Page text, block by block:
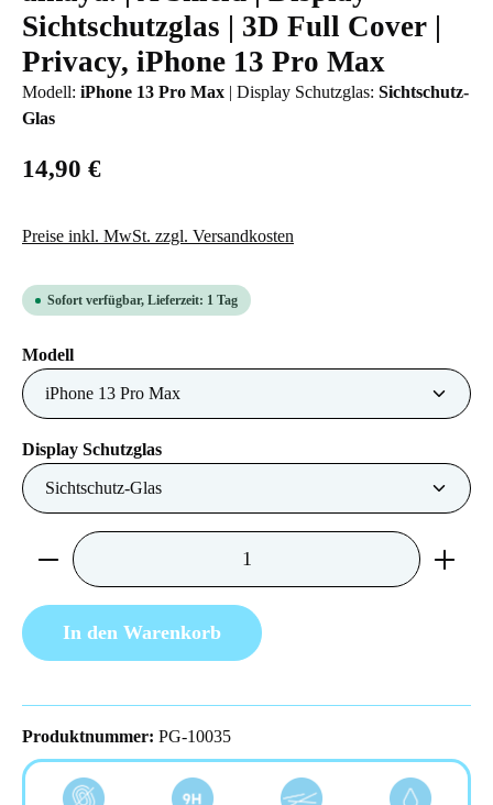
Sichtschutzglas | 3D Full Cover |
Privacy, iPhone 13 Pro Max
Modell: iPhone 13 Pro Max | Display Schutzglas: Sichtschutz-
Glas
14,90 €
Preise inkl. MwSt. zzgl. Versandkosten
Sofort verfügbar, Lieferzeit: 1 Tag
Modellauswählen
Display Schutzglasauswählen
Produkt Anzahl: Gib den gewünschten Wert
In den Warenkorb
Produktnummer: PG-10035